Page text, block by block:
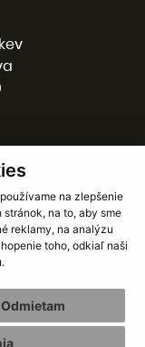
na zlepšenie
na to, aby sme
reklamy, na analýzu
toho, odkiaľ naši
Odmietam